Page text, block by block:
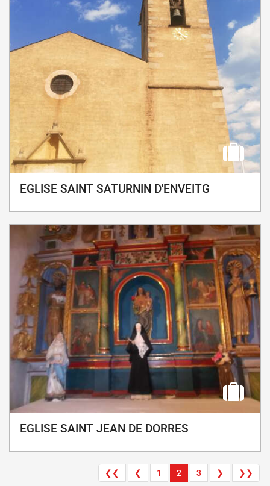
EGLISE SAINT SATURNIN D'ENVEITG
EGLISE SAINT JEAN DE DORRES
❮❮ ❮ 1 2 3 ❯ ❯❯